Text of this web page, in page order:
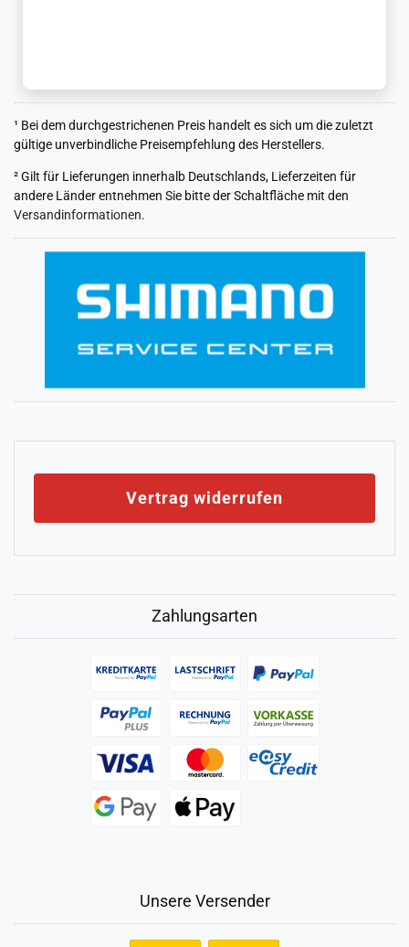
¹ Bei dem durchgestrichenen Preis handelt es sich um die zuletzt
gültige unverbindliche Preisempfehlung des Herstellers.
² Gilt für Lieferungen innerhalb Deutschlands, Lieferzeiten für
andere Länder entnehmen Sie bitte der Schaltfläche mit den
Versandinformationen.
Vertrag widerrufen
Zahlungsarten
Unsere Versender